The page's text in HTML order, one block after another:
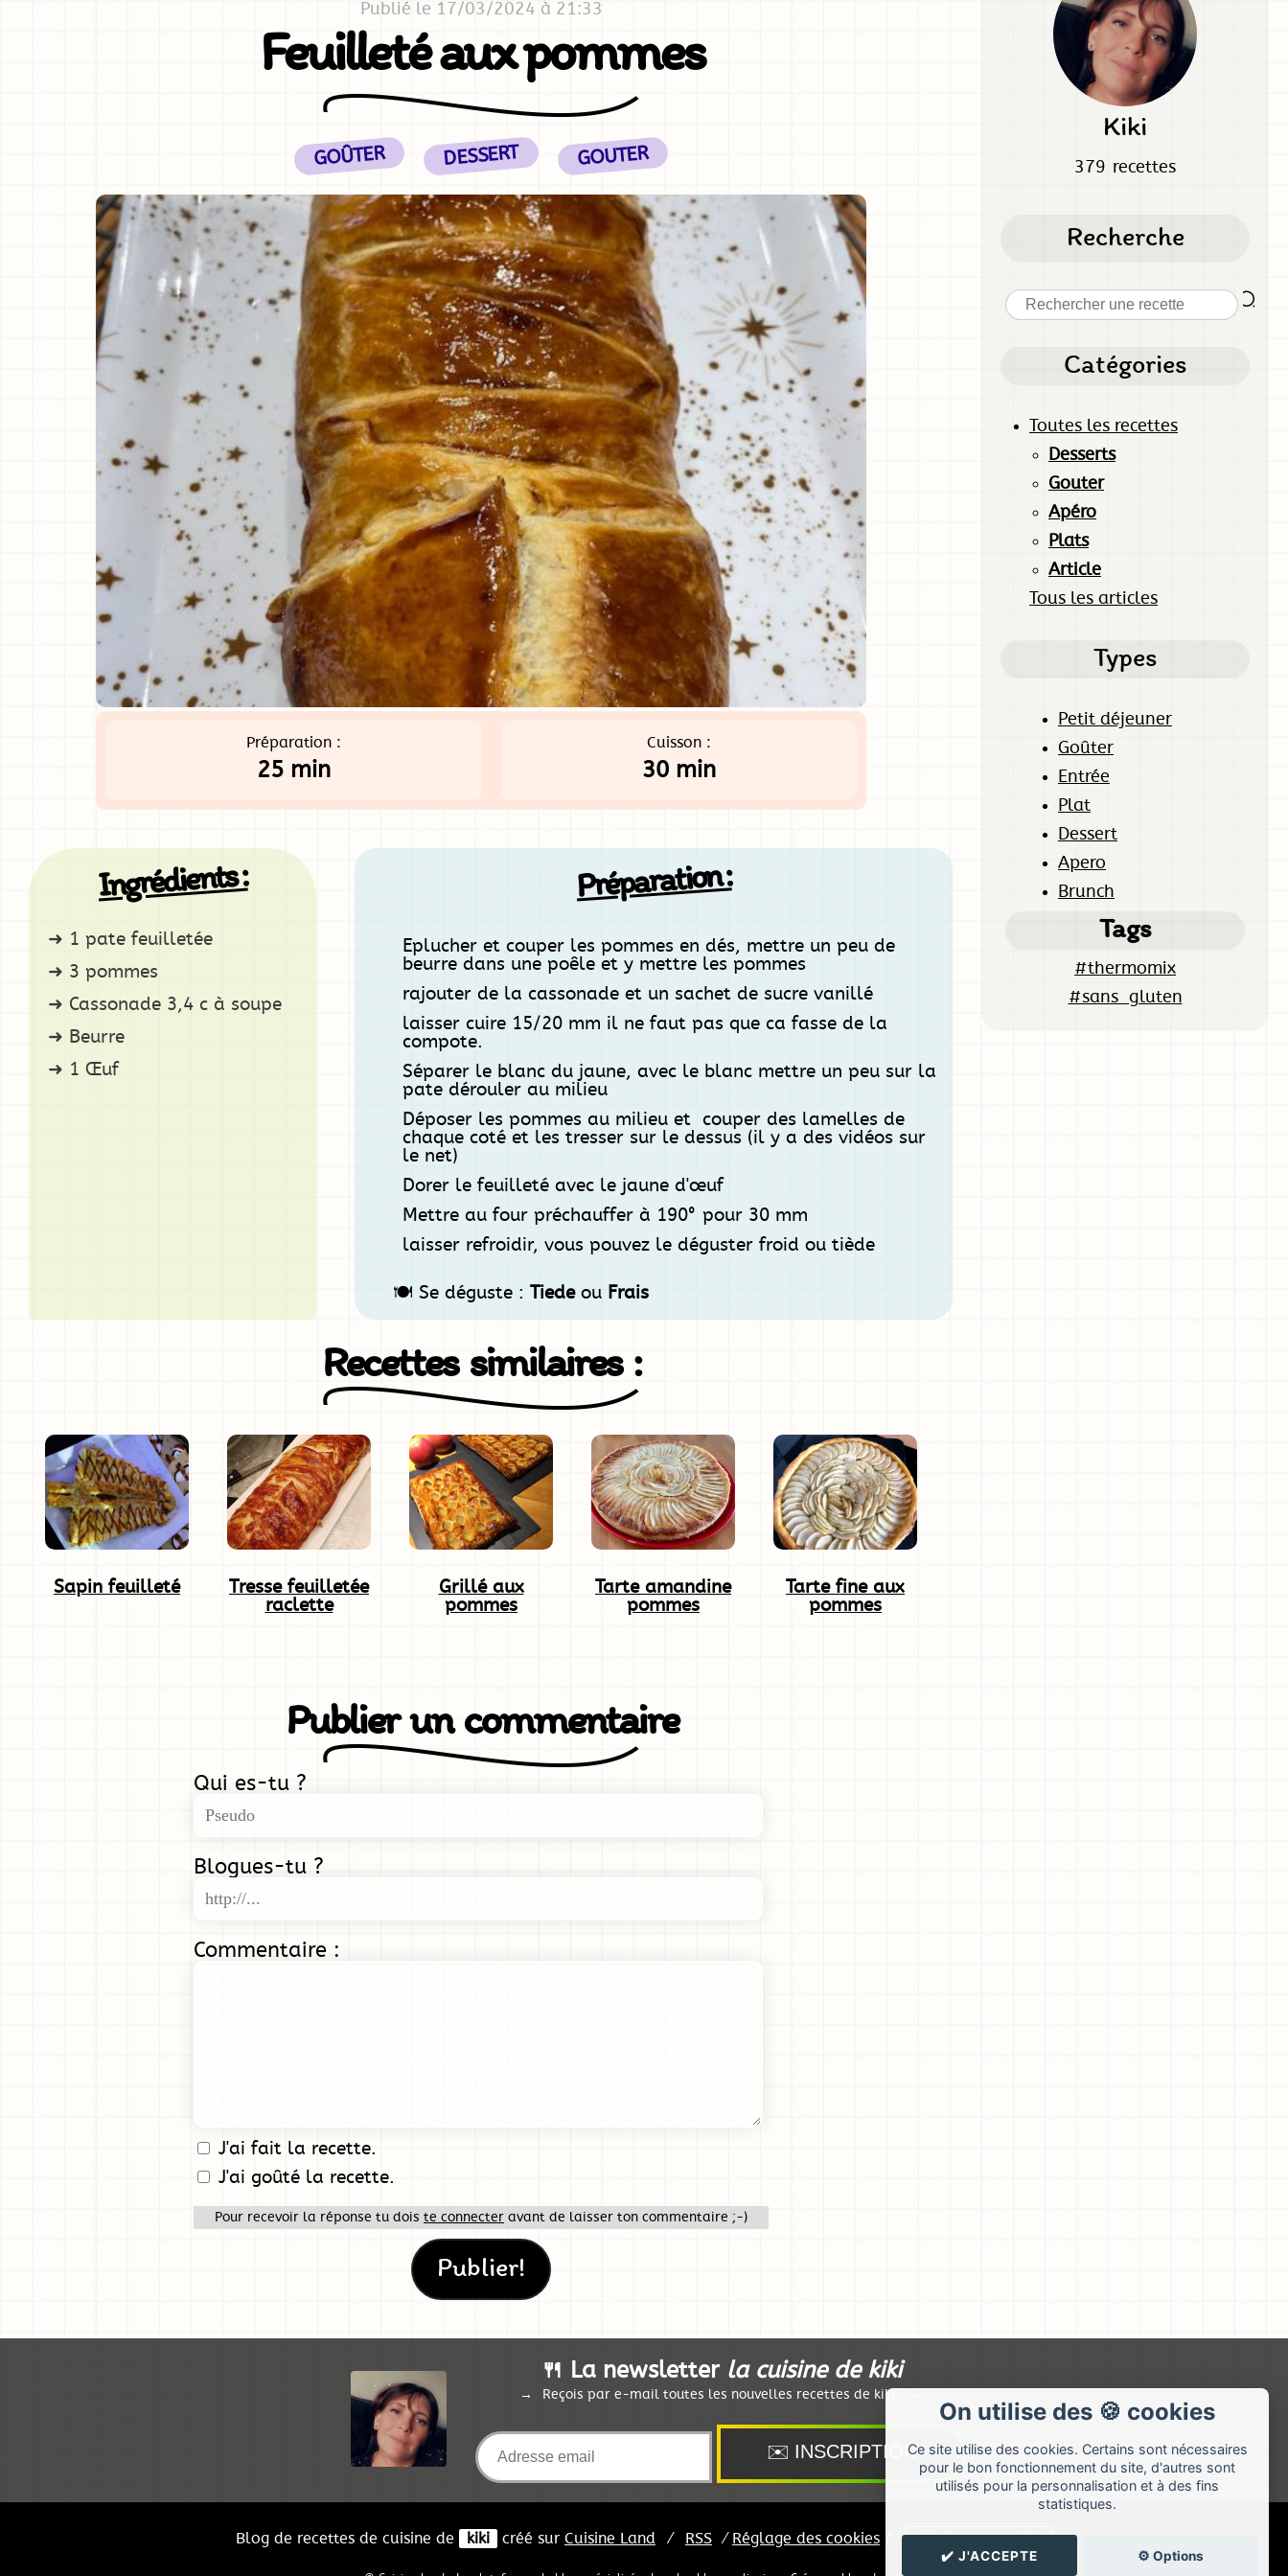
Publié le 17/03/2024 à 21:33
Feuilleté aux pommes
GOÛTER DESSERT GOUTER
Préparation :
25 min
Cuisson :
30 min
Ingrédients :
1 pate feuilletée
3 pommes
Cassonade 3,4 c à soupe
Beurre
1 Œuf
Préparation :
Eplucher et couper les pommes en dés, mettre un peu de
beurre dans une poêle et y mettre les pommes
rajouter de la cassonade et un sachet de sucre vanillé
laisser cuire 15/20 mm il ne faut pas que ca fasse de la
compote.
Séparer le blanc du jaune, avec le blanc mettre un peu sur la
pate dérouler au milieu
Déposer les pommes au milieu et couper des lamelles de
chaque coté et les tresser sur le dessus (il y a des vidéos sur
le net)
Dorer le feuilleté avec le jaune d'œuf
Mettre au four préchauffer à 190° pour 30 mm
laisser refroidir, vous pouvez le déguster froid ou tiède
🍽️ Se déguste : Tiedeou Frais
Recettes similaires :
Sapin feuilleté
Tresse feuilletée
raclette
Grillé aux
pommes
Tarte amandine
pommes
Tarte fine aux
pommes
Publier un commentaire
Qui es-tu ?
Blogues-tu ?
Commentaire :
J'ai fait la recette.
J'ai goûté la recette.
Pour recevoir la réponse tu dois te connecter avant de laisser ton commentaire ;-)
Kiki
379 recettes
Recherche
Catégories
Toutes les recettes
Desserts
Gouter
Apéro
Plats
Article
Tous les articles
Types
Petit déjeuner
Goûter
Entrée
Plat
Dessert
Apero
Brunch
Tags
#thermomix
#sans_gluten
On utilise des 🍪 cookies
Ce site utilise des cookies. Certains sont nécessaires
pour le bon fonctionnement du site, d'autres sont
utilisés pour la personnalisation et à des fins
statistiques.
✔️ J'ACCEPTE ⚙️ Options
🍴 La newsletter la cuisine de kiki
Reçois par e-mail toutes les nouvelles recettes de kiki.
Blog de recettes de cuisine de kiki créé sur Cuisine Land ⁄ RSS ⁄ Réglage des cookies ✉️ Contacter kiki